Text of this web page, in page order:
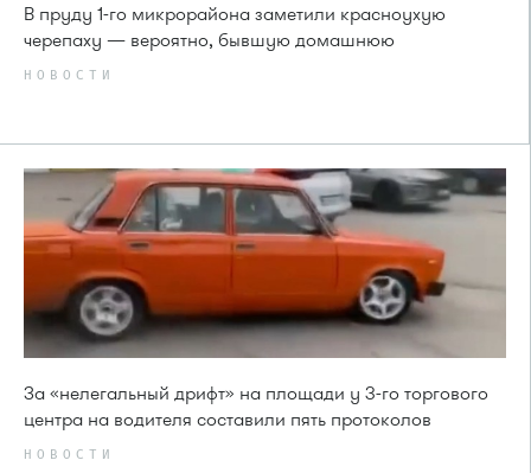
В пруду 1-го микрорайона заметили красноухую
черепаху — вероятно, бывшую домашнюю
НОВОСТИ
За «нелегальный дрифт» на площади у 3-го торгового
центра на водителя составили пять протоколов
НОВОСТИ